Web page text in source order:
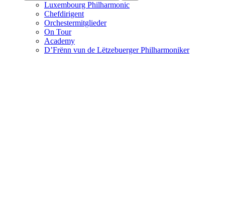
Luxembourg Philharmonic
Chefdirigent
Orchestermitglieder
On Tour
Academy
D’Frënn vun de Lëtzebuerger Philharmoniker